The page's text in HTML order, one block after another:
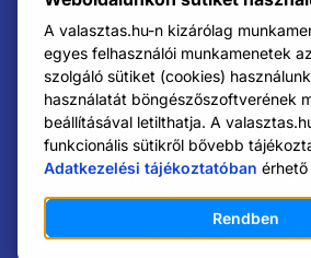
A valasztas.hu-n kizárólag
egyes felhasználói munkamenetek
szolgáló sütiket (cookies)
használatát böngészőszoftverének
beállításával letilthatja. A
funkcionális sütikről bővebb
Adatkezelési tájékoztatóban érhető
Rendben
Impresszum
Karrier
Adatkezelési
Választási Információs
Sajtókapcsolat: